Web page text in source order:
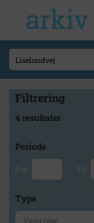
Filtrering
4 resultater
Periode
Fra Til
Type